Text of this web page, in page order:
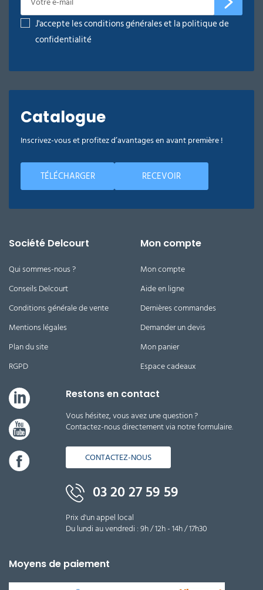
J'accepte les conditions générales et la politique de
confidentialité
Catalogue
Inscrivez-vous et profitez d’avantages en avant première !
TÉLÉCHARGER RECEVOIR
Société Delcourt
Qui sommes-nous ?
Conseils Delcourt
Conditions générale de vente
Mentions légales
Plan du site
RGPD
Mon compte
Mon compte
Aide en ligne
Dernières commandes
Demander un devis
Mon panier
Espace cadeaux
Restons en contact
Vous hésitez, vous avez une question ?
Contactez-nous directement via notre formulaire.
CONTACTEZ-NOUS
03 20 27 59 59
Prix d'un appel local
Du lundi au vendredi : 9h / 12h - 14h / 17h30
Moyens de paiement